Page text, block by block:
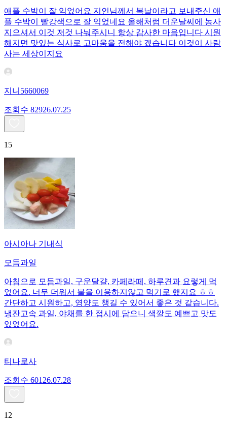
애플 수박이 잘 익었어요 지인님께서 복날이라고 보내주신 애
플 수박이 빨강색으로 잘 익었네요 올해처럼 더운날씨에 농사
지으셔서 이것 저것 나눠주시니 항상 감사한 마음입니다 시원
해지면 맛있는 식사로 고마움을 전해야 겠습니다 이것이 사람
사는 세상이지요
지니5660069
조회수 82926.07.25
15
아시아나 기내식
모듬과일
아침으로 모듬과일, 구운달걀, 카페라떼, 하루견과 요렇게 먹
었어요. 너무 더워서 불을 이용하지않고 먹기로 했지요 ㅎㅎ
간단하고 시원하고, 영양도 챙길 수 있어서 좋은 것 같습니다.
냉잔고속 과일, 야채를 한 접시에 담으니 색깔도 예쁘고 맛도
있었어요.
티나로사
조회수 601 26.07.28
12